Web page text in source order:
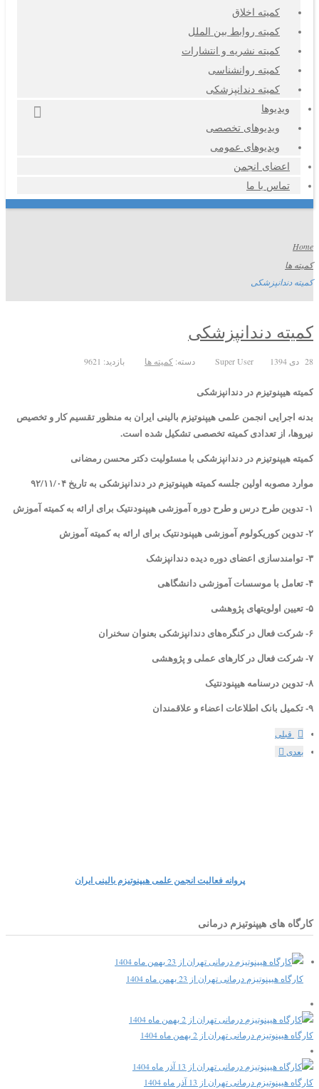
کمیته اخلاق
کمیته روابط بین الملل
کمیته نشریه و انتشارات
کمیته روانشناسی
کمیته دندانپزشکی
ویدیوها
ویدیوهای تخصصی
ویدیوهای عمومی
اعضای انجمن
تماس با ما
Home
کمیته ها
کمیته دندانپزشکی
کمیته دندانپزشکی
28 دی 1394 Super User دسته: کمیته ها بازدید: 9621
کمیته هیپنوتیزم در دندانپزشکی
بدنه اجرایی انجمن علمی هیپنوتیزم بالینی ایران به منظور تقسیم کار و تخصیص
نیروها، از تعدادی کمیته تخصصی تشکیل شده است.
کمیته هیپنوتیزم در دندانپزشکی با مسئولیت دکتر محسن رمضانی
موارد مصوبه اولین جلسه کمیته هیپنوتیزم در دندانپزشکی به تاریخ ۹۲/۱۱/۰۴
۱- تدوین طرح درس و طرح دوره آموزشی هیپنودنتیک برای ارائه به کمیته آموزش
۲- تدوین کوریکولوم آموزشی هیپنودنتیک برای ارائه به کمیته آموزش
۳- توامندسازی اعضای دوره دیده دندانپزشک
۴- تعامل با موسسات آموزشی دانشگاهی
۵- تعیین اولویتهای پژوهشی
۶- شرکت فعال در کنگره‌های دندانپزشکی بعنوان سخنران
۷- شرکت فعال در کارهای عملی و پژوهشی
۸- تدوین درسنامه هیپنودنتیک
۹- تکمیل بانک اطلاعات اعضاء و علاقمندان
قبلی
بعدی
پروانه فعالیت انجمن علمی هیپنوتیزم بالینی ایران
کارگاه های هیپنوتیزم درمانی
کارگاه هیپنوتیزم درمانی تهران از 23 بهمن ماه 1404
کارگاه هیپنوتیزم درمانی تهران از 2 بهمن ماه 1404
کارگاه هیپنوتیزم درمانی تهران از 13 آذر ماه 1404